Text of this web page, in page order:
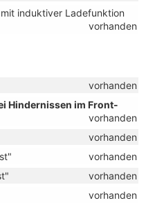
induktiver Ladefunktion
vorhanden
vorhanden
Hindernissen im Front-
vorhanden
vorhanden
vorhanden
vorhanden
vorhanden